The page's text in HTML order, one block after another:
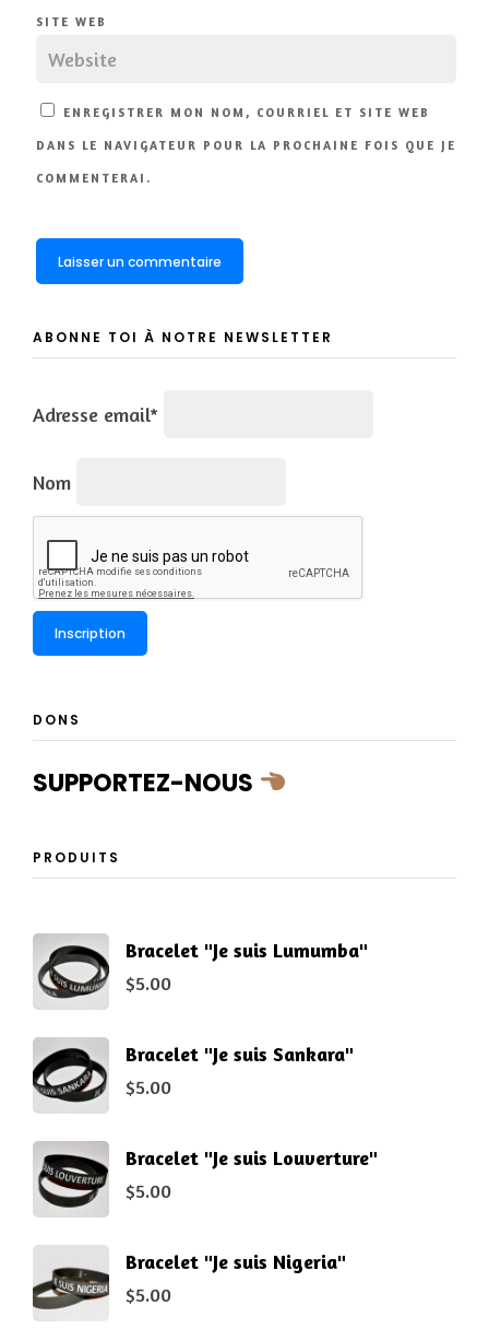
SITE WEB
ENREGISTRER MON NOM, COURRIEL ET SITE WEB
DANS LE NAVIGATEUR POUR LA PROCHAINE FOIS QUE JE
COMMENTERAI.
ABONNE TOI À NOTRE NEWSLETTER
Adresse email*
Nom
DONS
SUPPORTEZ-NOUS
PRODUITS
Bracelet "Je suis Lumumba"
$5.00
Bracelet "Je suis Sankara"
$5.00
Bracelet "Je suis Louverture"
$5.00
Bracelet "Je suis Nigeria"
$5.00